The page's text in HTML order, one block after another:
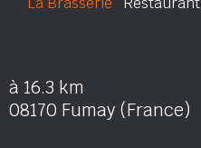
à 16.3 km
08170 Fumay (France)